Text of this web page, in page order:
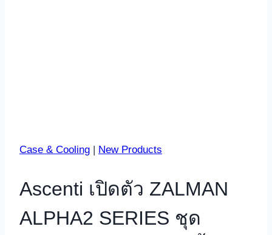
Case & Cooling | New Products
Ascenti เปิดตัว ZALMAN
ALPHA2 SERIES ชุด